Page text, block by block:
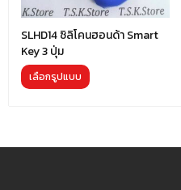
SLHD14 ซิลิโคนฮอนด้า Smart
Key 3 ปุ่ม
เลือกรูปแบบ